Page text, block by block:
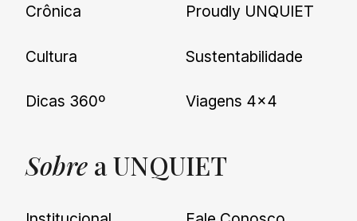
Crônica
Cultura
Dicas 360º
Proudly UNQUIET
Sustentabilidade
Viagens 4×4
Sobre a UNQUIET